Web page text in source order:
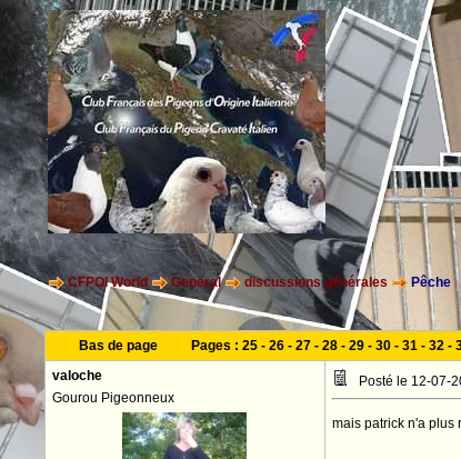
CFPOI World General discussions générales Pêche
Bas de page Pages : 25- 26- 27- 28- 29- 30- 31- 32-
valoche
Gourou Pigeonneux
Posté le 12-07-
mais patrick n'a plus